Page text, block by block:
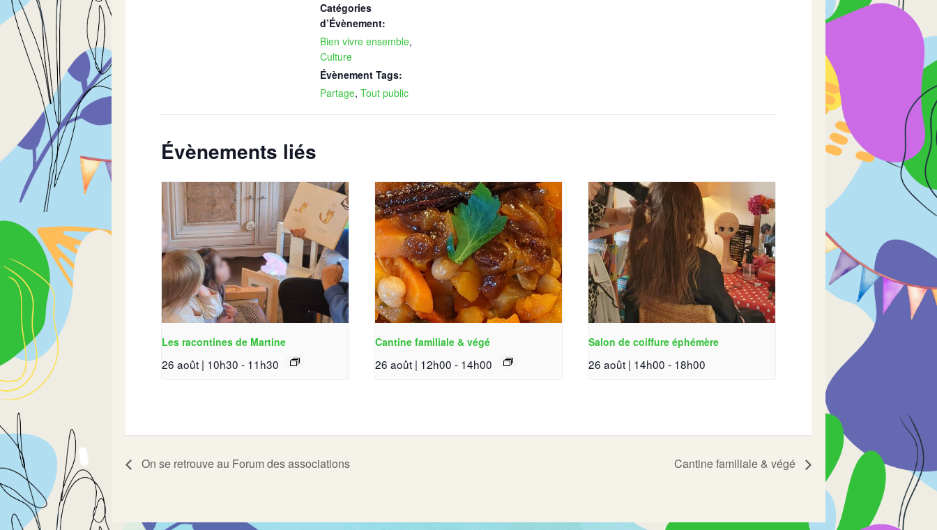
Catégories
d’Évènement:
Bien vivre ensemble,
Culture
Évènement Tags:
Partage, Tout public
Évènements liés
Les racontines de Martine
26 août | 10h30 - 11h30
Cantine familiale & végé
26 août | 12h00 - 14h00
Salon de coiffure éphémère
26 août | 14h00 - 18h00
On se retrouve au Forum des associations Cantine familiale & végé